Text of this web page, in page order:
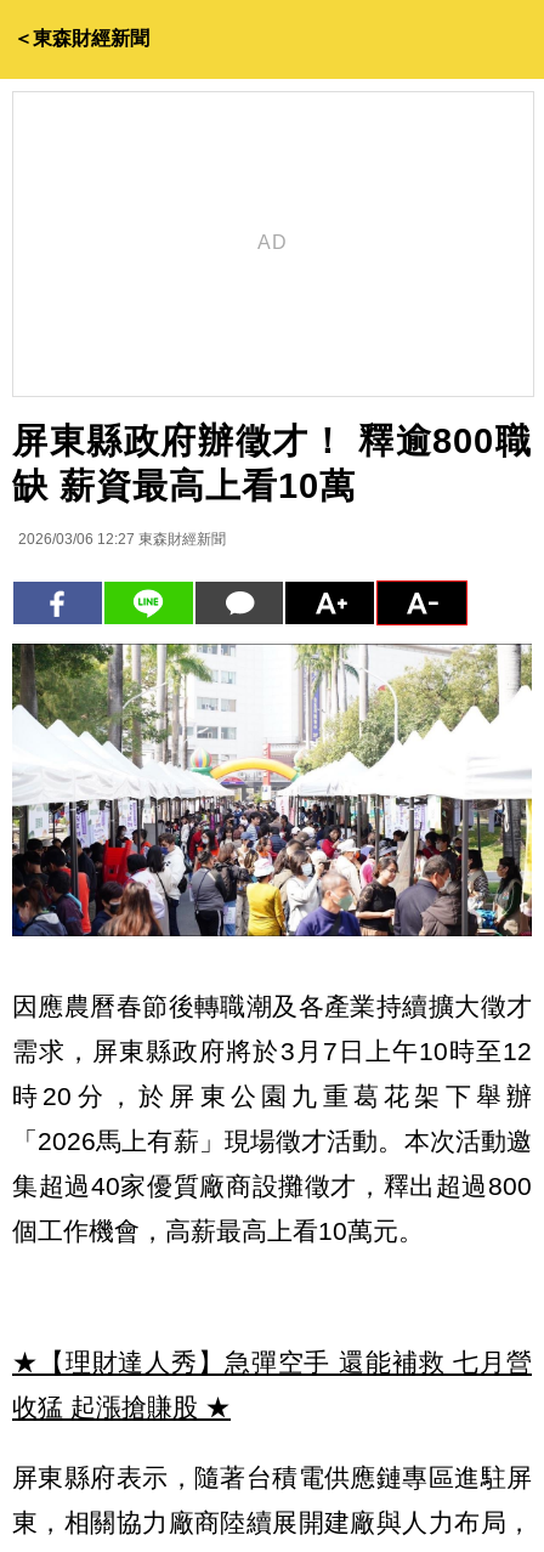
＜東森財經新聞
屏東縣政府辦徵才！ 釋逾800職
缺 薪資最高上看10萬
2026/03/06 12:27 東森財經新聞
因應農曆春節後轉職潮及各產業持續擴大徵才
需求，屏東縣政府將於3月7日上午10時至12
時20分，於屏東公園九重葛花架下舉辦
「2026馬上有薪」現場徵才活動。本次活動邀
集超過40家優質廠商設攤徵才，釋出超過800
個工作機會，高薪最高上看10萬元。
★【理財達人秀】急彈空手 還能補救 七月營
收猛 起漲搶賺股 ★
屏東縣府表示，隨著台積電供應鏈專區進駐屏
東，相關協力廠商陸續展開建廠與人力布局，